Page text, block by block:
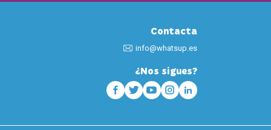
Contacta
info@whatsup.es
¿Nos sigues?